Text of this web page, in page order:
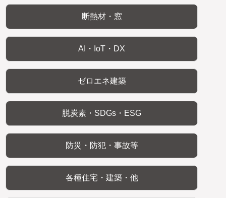
断熱材・窓
AI・IoT・DX
ゼロエネ建築
脱炭素・SDGs・ESG
防災・防犯・事故等
各種住宅・建築・他